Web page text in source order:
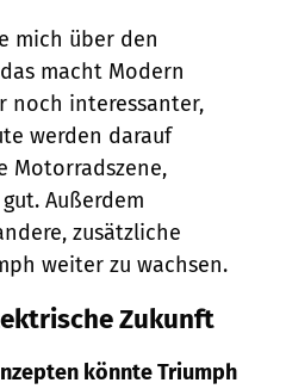
mich über den
macht Modern
noch interessanter,
werden darauf
Motorradszene,
Außerdem
zusätzliche
weiter zu wachsen.
Zukunft
könnte Triumph